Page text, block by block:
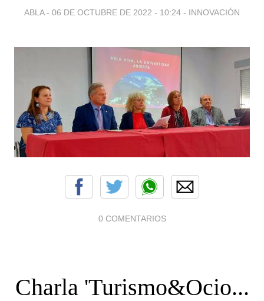
ABLA - 06 DE OCTUBRE DE 2022 - 10:24 - INNOVACIÓN
0 COMENTARIOS
Charla 'Turismo&Ocio...